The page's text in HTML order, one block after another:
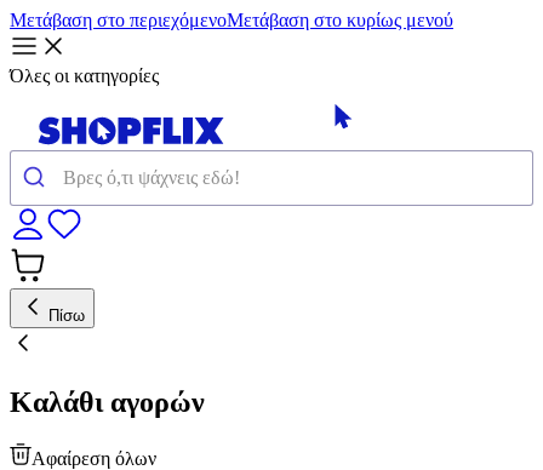
Μετάβαση στο περιεχόμενοΜετάβαση στο κυρίως μενού
Όλες οι κατηγορίες
Πίσω
Καλάθι αγορών
Αφαίρεση όλων